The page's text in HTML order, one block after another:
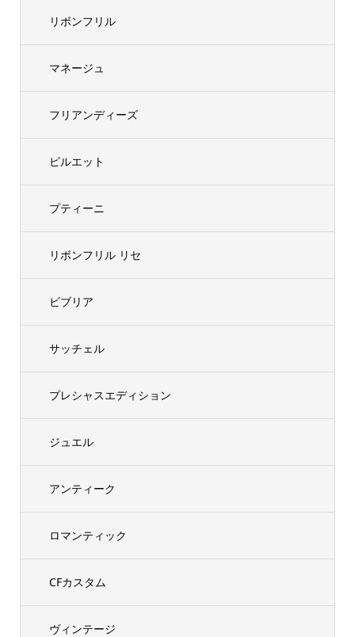
リボンフリル
マネージュ
フリアンディーズ
ピルエット
プティーニ
リボンフリル リセ
ビブリア
サッチェル
プレシャスエディション
ジュエル
アンティーク
ロマンティック
CFカスタム
ヴィンテージ